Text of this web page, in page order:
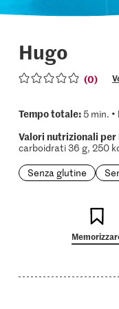
Hugo
(0)
Tempo totale:5 min. •
Valori nutrizionali
carboidrati 36 g, 250
Senza glutine